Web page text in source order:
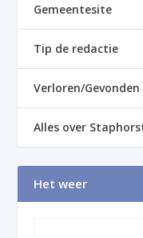
Gemeentesite
Tip de redactie
Verloren/Gevonden
Alles over
Het weer